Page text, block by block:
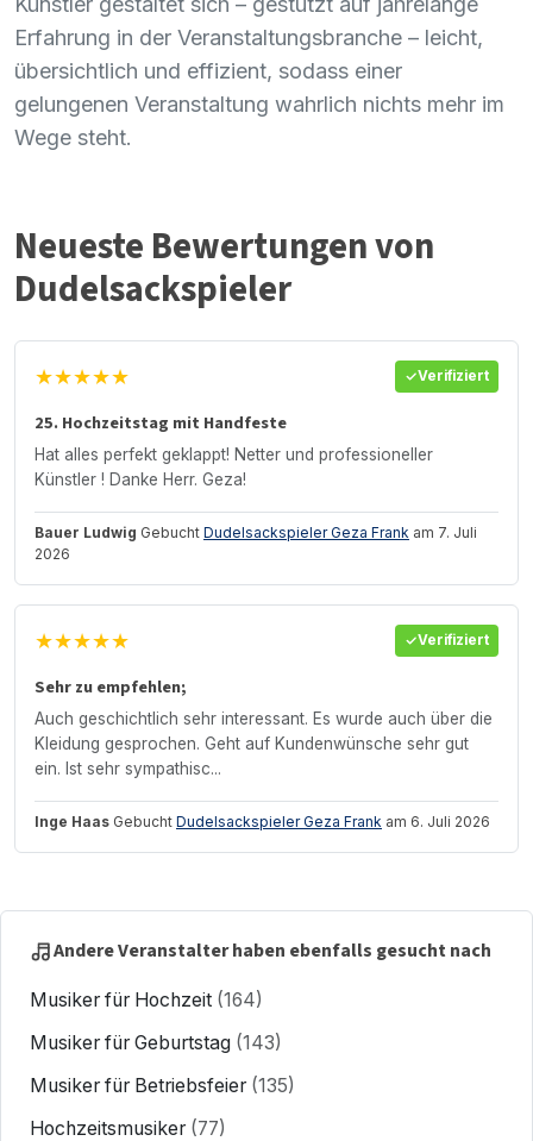
Erfahrung in der Veranstaltungsbranche – leicht,
übersichtlich und effizient, sodass einer
gelungenen Veranstaltung wahrlich nichts mehr im
Wege steht.
Neueste Bewertungen von
Dudelsackspieler
★★★★★ Verifiziert
25. Hochzeitstag mit Handfeste
Hat alles perfekt geklappt! Netter und professioneller
Künstler ! Danke Herr. Geza!
Bauer Ludwig Gebucht Dudelsackspieler Geza Frank am 7. Juli
2026
★★★★★ Verifiziert
Sehr zu empfehlen;
Auch geschichtlich sehr interessant. Es wurde auch über die
Kleidung gesprochen. Geht auf Kundenwünsche sehr gut
ein. Ist sehr sympathisc...
Inge Haas Gebucht Dudelsackspieler Geza Frank am 6. Juli 2026
Andere Veranstalter haben ebenfalls gesucht nach
Musiker für Hochzeit (164)
Musiker für Geburtstag (143)
Musiker für Betriebsfeier (135)
Hochzeitsmusiker (77)